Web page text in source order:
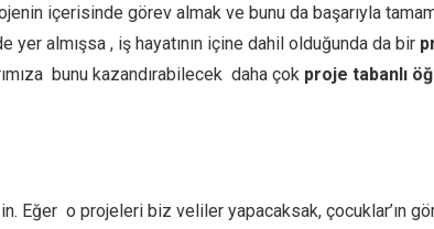
içerisinde görev almak ve bunu da başarıyla
almışsa , iş hayatının içine dahil olduğunda da bir
bunu kazandırabilecek daha çok proje tabanlı
Eğer o projeleri biz veliler yapacaksak, çocuklar’ın